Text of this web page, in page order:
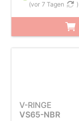
(vor 7 Tagen )
V-RINGE
VS65-NBR